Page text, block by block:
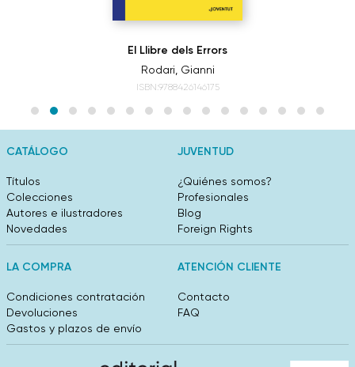
El Llibre dels Errors
Rodari, Gianni
ISBN:9788426146175
CATÁLOGO
Títulos
Colecciones
Autores e ilustradores
Novedades
JUVENTUD
¿Quiénes somos?
Profesionales
Blog
Foreign Rights
LA COMPRA
Condiciones contratación
Devoluciones
Gastos y plazos de envío
ATENCIÓN CLIENTE
Contacto
FAQ